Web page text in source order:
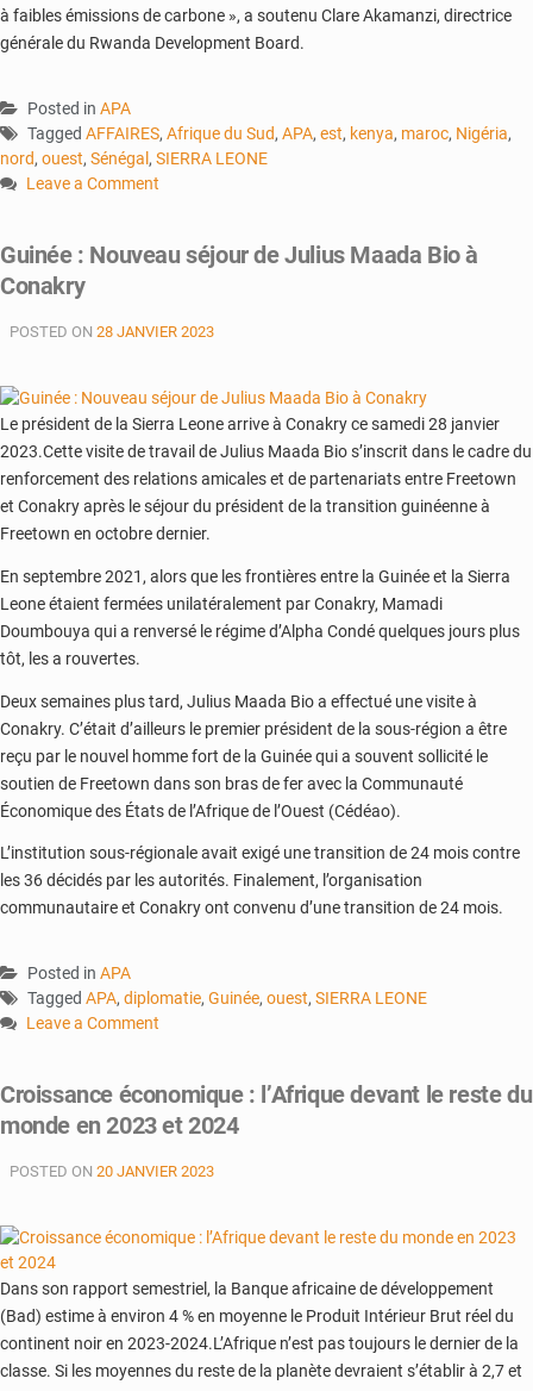
à faibles émissions de carbone », a soutenu Clare Akamanzi, directrice
générale du Rwanda Development Board.
Posted in APA
Tagged AFFAIRES, Afrique du Sud, APA, est, kenya, maroc, Nigéria,
nord, ouest, Sénégal , SIERRA LEONE
Leave a Comment
vers
création
propice
aux
véhicules
électriques
Guinée : Nouveau séjour de Julius Maada Bio à
Conakry
POSTED ON 28 JANVIER 2023
Le président de la Sierra Leone arrive à Conakry ce samedi 28 janvier
2023.Cette visite de travail de Julius Maada Bio s’inscrit dans le cadre du
renforcement des relations amicales et de partenariats entre Freetown
et Conakry après le séjour du président de la transition guinéenne à
Freetown en octobre dernier.
En septembre 2021, alors que les frontières entre la Guinée et la Sierra
Leone étaient fermées unilatéralement par Conakry, Mamadi
Doumbouya qui a renversé le régime d’Alpha Condé quelques jours plus
tôt, les a rouvertes.
Deux semaines plus tard, Julius Maada Bio a effectué une visite à
Conakry. C’était d’ailleurs le premier président de la sous-région a être
reçu par le nouvel homme fort de la Guinée qui a souvent sollicité le
soutien de Freetown dans son bras de fer avec la Communauté
Économique des États de l’Afrique de l’Ouest (Cédéao).
L’institution sous-régionale avait exigé une transition de 24 mois contre
les 36 décidés par les autorités. Finalement, l’organisation
communautaire et Conakry ont convenu d’une transition de 24 mois.
Posted in APA
Tagged APA, diplomatie, Guinée, ouest, SIERRA LEONE
Leave a Comment
:
Nouveau
de
Bio
à
Conakry
Croissance économique : l’Afrique devant le reste du
monde en 2023 et 2024
POSTED ON 20 JANVIER 2023
Dans son rapport semestriel, la Banque africaine de développement
(Bad) estime à environ 4 % en moyenne le Produit Intérieur Brut réel du
continent noir en 2023-2024.L’Afrique n’est pas toujours le dernier de la
classe. Si les moyennes du reste de la planète devraient s’établir à 2,7 et